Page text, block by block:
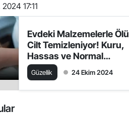
17:11
Evdeki Malzemelerle Ölü
Cilt Temizleniyor! Kuru,
Hassas ve Normal
Ciltlerde Deri Temizliği
Nasıl Yapılır?
Güzellik 24 Ekim 2024